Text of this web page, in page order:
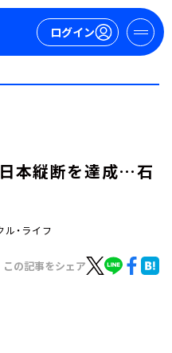
ログイン
本縦断を達成…石
・ライフ
この記事をシェア